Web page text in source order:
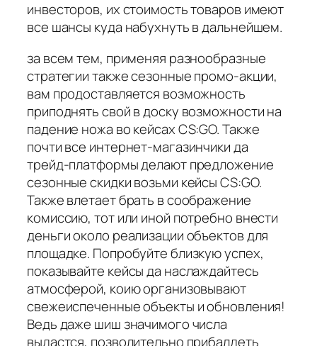
инвесторов, их стоимость товаров имеют
все шансы куда набухнуть в дальнейшем.
за всем тем, применяя разнообразные
стратегии также сезонные промо-акции,
вам продоставляется возможность
приподнять свой в доску возможности на
падение ножа во кейсах CS:GO. Также
почти все интернет-магазинчики да
трейд-платформы делают предложение
сезонные скидки возьми кейсы CS:GO.
Также влетает брать в соображение
комиссию, тот или иной потребно внести
деньги около реализации объектов для
площадке. Попробуйте близкую успех,
показывайте кейсы да наслаждайтесь
атмосферой, коию организовывают
свежеиспеченные объекты и обновления!
Ведь даже шиш значимого числа
выдастся, позволительно прибалдеть